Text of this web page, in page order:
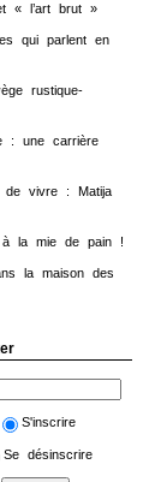
« l’art brut »
qui parlent en
rustique-
: une carrière
de vivre : Matija
à la mie de pain !
la maison des
S'inscrire
Se désinscrire